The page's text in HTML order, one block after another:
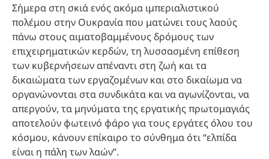
Σήμερα στη σκιά ενός ακόμα ιμπεριαλιστικού
πολέμου στην Ουκρανία που ματώνει τους λαούς
πάνω στους αιματοβαμμένους δρόμους των
επιχειρηματικών κερδών, τη λυσσασμένη επίθεση
των κυβερνήσεων απέναντι στη ζωή και τα
δικαιώματα των εργαζομένων και στο δικαίωμα να
οργανώνονται στα συνδικάτα και να αγωνίζονται, να
απεργούν, τα μηνύματα της εργατικής πρωτομαγιάς
αποτελούν φωτεινό φάρο για τους εργάτες όλου του
κόσμου, κάνουν επίκαιρο το σύνθημα ότι “ελπίδα
είναι η πάλη των λαών”.